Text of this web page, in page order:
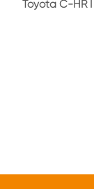
Toyota C-HR I